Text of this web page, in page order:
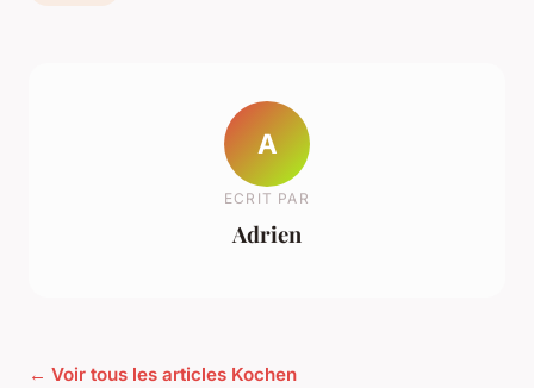
A
ECRIT PAR
Adrien
← Voir tous les articles Kochen